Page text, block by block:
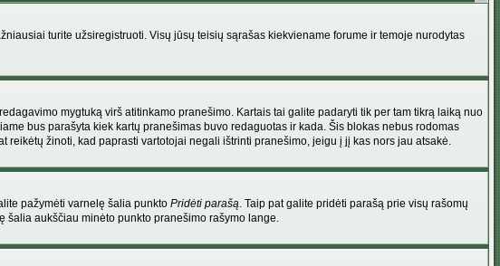
turite užsiregistruoti. Visų jūsų teisių sąrašas kiekviename forume ir temoje nurodytas
mygtuką virš atitinkamo pranešimo. Kartais tai galite padaryti tik per tam tikrą laiką nuo
bus parašyta kiek kartų pranešimas buvo redaguotas ir kada. Šis blokas nebus rodomas
žinoti, kad paprasti vartotojai negali ištrinti pranešimo, jeigu į jį kas nors jau atsakė.
pažymėti varnelę šalia punkto Pridėti parašą. Taip pat galite pridėti parašą prie visų rašomų
šalia aukščiau minėto punkto pranešimo rašymo lange.